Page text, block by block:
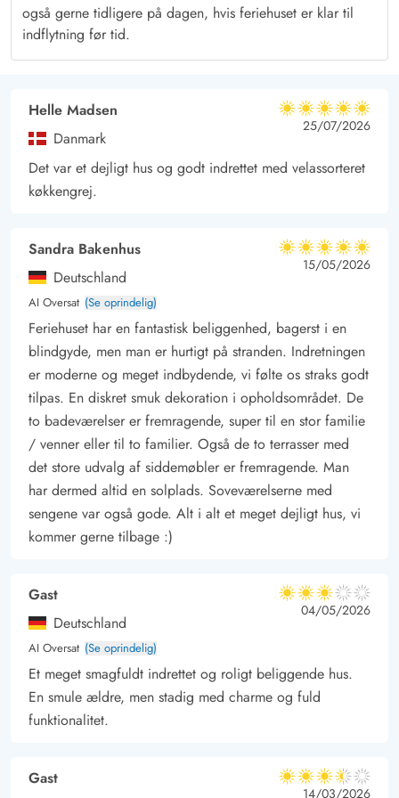
Klegod, som er et skønt område med et rigt fugle- og dyreliv.
Området byder på masser aktiviteter såsom fiskesø, kitesurfing
og golf.
også gerne tidligere på dagen, hvis feriehuset er klar til
indflytning før tid.
Helle Madsen
Danmark
5 ud af 5
5 ud af 5
5 out of 5
25/07/2026
Det var et dejligt hus og godt indrettet med velassorteret
køkkengrej.
Sandra Bakenhus
Deutschland
AI Oversat (Se oprindelig)
5 ud af 5
5 ud af 5
5 out of 5
15/05/2026
Feriehuset har en fantastisk beliggenhed, bagerst i en
blindgyde, men man er hurtigt på stranden. Indretningen
er moderne og meget indbydende, vi følte os straks godt
tilpas. En diskret smuk dekoration i opholdsområdet. De
to badeværelser er fremragende, super til en stor familie
/ venner eller til to familier. Også de to terrasser med
det store udvalg af siddemøbler er fremragende. Man
har dermed altid en solplads. Soveværelserne med
sengene var også gode. Alt i alt et meget dejligt hus, vi
kommer gerne tilbage :)
Gast
Deutschland
AI Oversat (Se oprindelig)
3 ud af 5
3 ud af 5
3 out of 5
04/05/2026
Et meget smagfuldt indrettet og roligt beliggende hus.
En smule ældre, men stadig med charme og fuld
funktionalitet.
Gast
3.5 ud af 5
3.5 ud af 5
3.5 out of 5
14/03/2026